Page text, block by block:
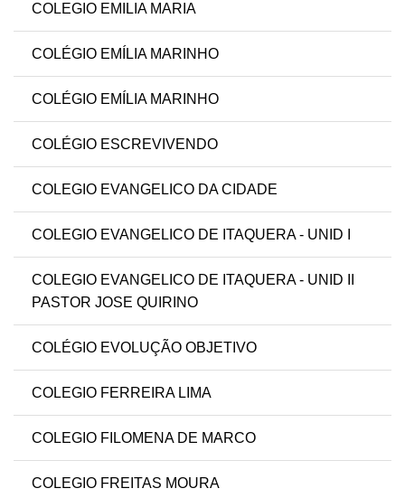
COLEGIO EMILIA MARIA
COLÉGIO EMÍLIA MARINHO
COLÉGIO EMÍLIA MARINHO
COLÉGIO ESCREVIVENDO
COLEGIO EVANGELICO DA CIDADE
COLEGIO EVANGELICO DE ITAQUERA - UNID I
COLEGIO EVANGELICO DE ITAQUERA - UNID II
PASTOR JOSE QUIRINO
COLÉGIO EVOLUÇÃO OBJETIVO
COLEGIO FERREIRA LIMA
COLEGIO FILOMENA DE MARCO
COLEGIO FREITAS MOURA